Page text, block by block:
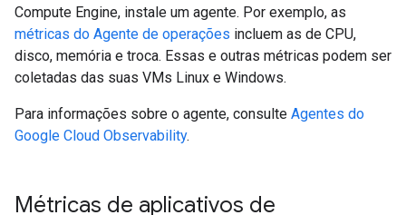
Compute Engine, instale um agente. Por exemplo, as
métricas do Agente de operações incluem as de CPU,
disco, memória e troca. Essas e outras métricas podem ser
coletadas das suas VMs Linux e Windows.
Para informações sobre o agente, consulte Agentes do
Google Cloud Observability.
Métricas de aplicativos de